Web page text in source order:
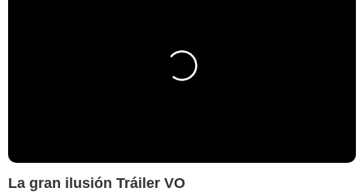
La gran ilusión Tráiler VO